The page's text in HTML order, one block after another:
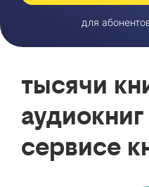
для
тысячи
аудиокниг
сервисе